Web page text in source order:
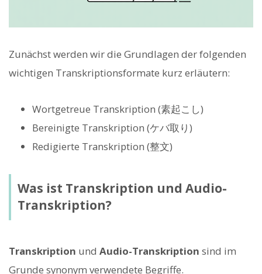
Zunächst werden wir die Grundlagen der folgenden
wichtigen Transkriptionsformate kurz erläutern:
Wortgetreue Transkription (素起こし)
Bereinigte Transkription (ケバ取り)
Redigierte Transkription (整文)
Was ist Transkription und Audio-
Transkription?
Transkription und Audio-Transkription sind im
Grunde synonym verwendete Begriffe.